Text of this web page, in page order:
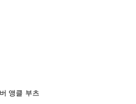
일 이내에 접수된 반품에 대해서는 기꺼
상품은 원래 상태를 유지하고 반드시
앵클 부츠